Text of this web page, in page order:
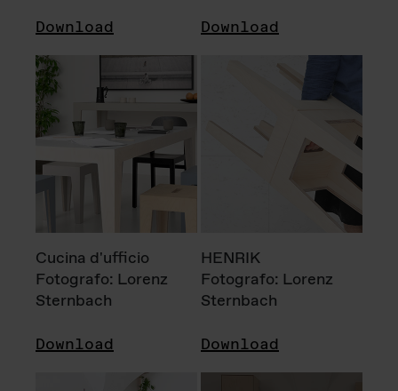
Download Download
Cucina d'ufficio
Fotografo: Lorenz
Sternbach
Download
HENRIK
Fotografo: Lorenz
Sternbach
Download